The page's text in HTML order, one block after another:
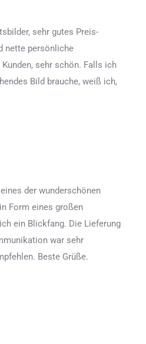
sehr gutes Preis-
nette persönliche
sehr schön. Falls ich
Bild brauche, weiß ich,
der wunderschönen
Form eines großen
ein Blickfang. Die Lieferung
war sehr
Beste Grüße.